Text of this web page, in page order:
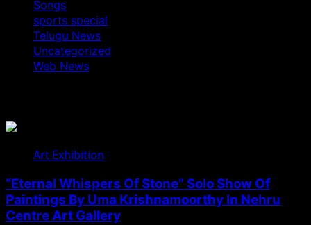
Songs
sports special
Telugu News
Uncategorized
Web News
Art Exhibition
“Eternal Whispers Of Stone” Solo Show Of
Paintings By Uma Krishnamoorthy In Nehru
Centre Art Gallery